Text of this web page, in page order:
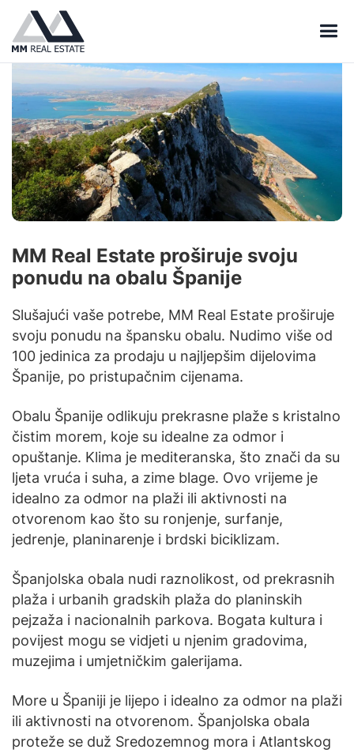
MM Real Estate proširuje svoju
ponudu na obalu Španije
Slušajući vaše potrebe, MM Real Estate proširuje
svoju ponudu na špansku obalu. Nudimo više od
100 jedinica za prodaju u najljepšim dijelovima
Španije, po pristupačnim cijenama.
Obalu Španije odlikuju prekrasne plaže s kristalno
čistim morem, koje su idealne za odmor i
opuštanje. Klima je mediteranska, što znači da su
ljeta vruća i suha, a zime blage. Ovo vrijeme je
idealno za odmor na plaži ili aktivnosti na
otvorenom kao što su ronjenje, surfanje,
jedrenje, planinarenje i brdski biciklizam.
Španjolska obala nudi raznolikost, od prekrasnih
plaža i urbanih gradskih plaža do planinskih
pejzaža i nacionalnih parkova. Bogata kultura i
povijest mogu se vidjeti u njenim gradovima,
muzejima i umjetničkim galerijama.
More u Španiji je lijepo i idealno za odmor na plaži
ili aktivnosti na otvorenom. Španjolska obala
proteže se duž Sredozemnog mora i Atlantskog